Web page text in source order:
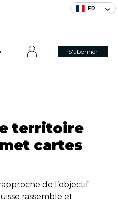
FR
S'abonner
territoire
cartes
de l’objectif
rassemble et